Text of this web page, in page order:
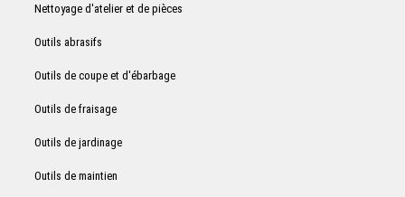
Nettoyage d'atelier et de pièces
Outils abrasifs
Outils de coupe et d'ébarbage
Outils de fraisage
Outils de jardinage
Outils de maintien